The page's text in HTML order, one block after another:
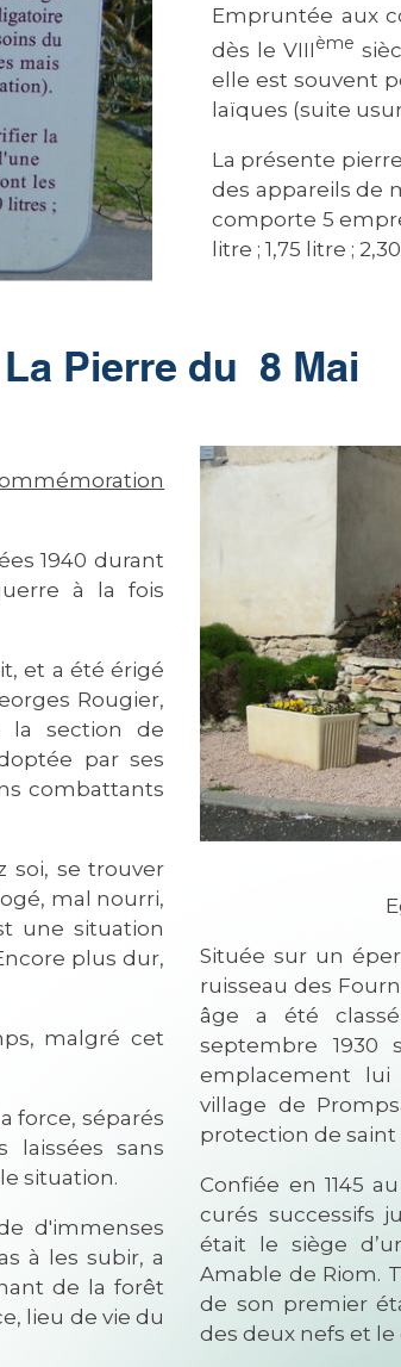
Empruntée aux
dès le VIIIème
elle est souvent
laïques (suite
La présente
des appareils de
comporte 5
litre ; 1,75 litre ;
La Pierre du 8 Mai
1940 durant
à la fois
a été érigé
Rougier,
la section de
par ses
combattants
se trouver
mal nourri,
une situation
plus dur,
malgré cet
séparés
sans
situation.
à les subir, a
de la forêt
lieu de vie du
Située sur un
ruisseau des
âge a été
septembre 1930
emplacement
village de
protection de saint
Confiée en 1145
curés successifs
était le siège
Amable de Riom.
de son premier
des deux nefs et le